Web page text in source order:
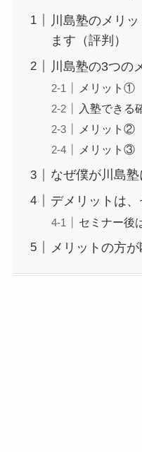
川島塾のメリ
ます（評判）
川島塾の3つの
メリット①
入塾できる
メリット②
メリット③
なぜ僕が川島
デメリットは
セミナー後
メリットの方